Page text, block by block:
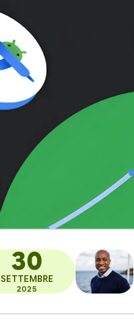
30
SETTEMBRE
2025